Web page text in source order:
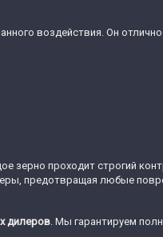
воздействия. Он
зерно проходит строгий
предотвращая любые
дилеров. Мы гарантируем